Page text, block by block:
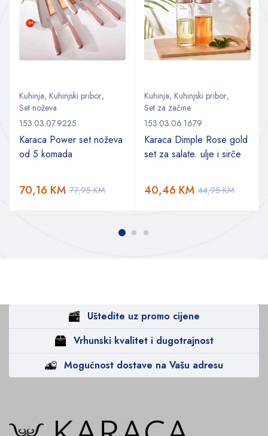
Kuhinja, Kuhinjski pribor,
Set noževa
153.03.07.9225
Karaca Power set noževa
od 5 komada
77,95KM
70,16 KM
Kuhinja, Kuhinjski pribor,
Set za začine
153.03.06.1679
Karaca Dimple Rose gold
set za salate. ulje i sirče
44,95KM
40,46 KM
Uštedite uz promo cijene
Vrhunski kvalitet i dugotrajnost
Mogućnost dostave na Vašu adresu